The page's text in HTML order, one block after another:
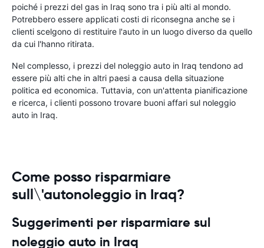
poiché i prezzi del gas in Iraq sono tra i più alti al mondo.
Potrebbero essere applicati costi di riconsegna anche se i
clienti scelgono di restituire l'auto in un luogo diverso da quello
da cui l'hanno ritirata.
Nel complesso, i prezzi del noleggio auto in Iraq tendono ad
essere più alti che in altri paesi a causa della situazione
politica ed economica. Tuttavia, con un'attenta pianificazione
e ricerca, i clienti possono trovare buoni affari sul noleggio
auto in Iraq.
Come posso risparmiare
sull\'autonoleggio in Iraq?
Suggerimenti per risparmiare sul
noleggio auto in Iraq